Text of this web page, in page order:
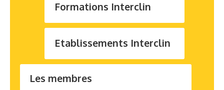
Formations Interclin
Etablissements Interclin
Les membres